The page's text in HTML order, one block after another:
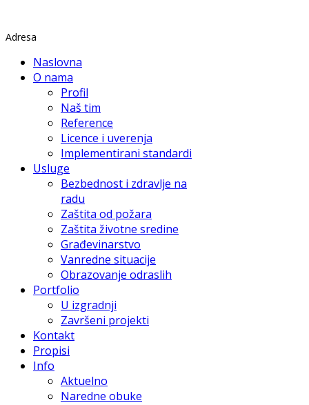
Adresa
Naslovna
O nama
Profil
Naš tim
Reference
Licence i uverenja
Implementirani standardi
Usluge
Bezbednost i zdravlje na
radu
Zaštita od požara
Zaštita životne sredine
Građevinarstvo
Vanredne situacije
Obrazovanje odraslih
Portfolio
U izgradnji
Završeni projekti
Kontakt
Propisi
Info
Aktuelno
Naredne obuke